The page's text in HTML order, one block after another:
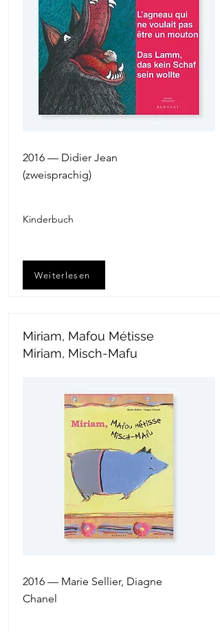
2016 — Didier Jean
(zweisprachig)
Kinderbuch
Weiterlesen
Miriam, Mafou Métisse
Miriam, Misch-Mafu
2016 — Marie Sellier, Diagne
Chanel